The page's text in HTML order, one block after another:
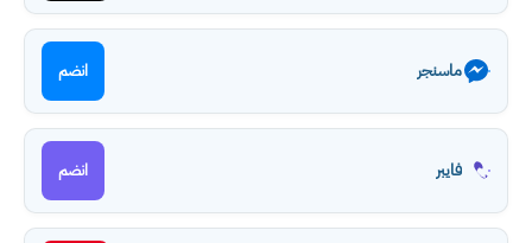
ماسنجر انضم
فايبر انضم